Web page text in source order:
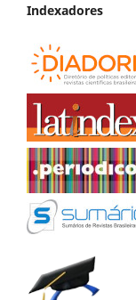
Indexadores